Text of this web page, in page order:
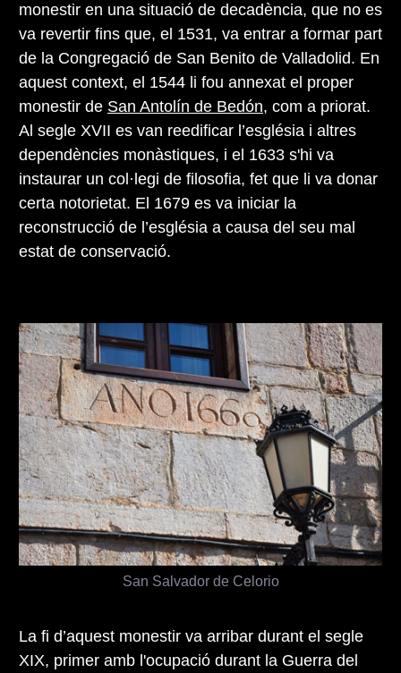
monestir en una situació de decadència, que no es
va revertir fins que, el 1531, va entrar a formar part
de la Congregació de San Benito de Valladolid. En
aquest context, el 1544 li fou annexat el proper
monestir de San Antolín de Bedón, com a priorat.
Al segle XVII es van reedificar l’església i altres
dependències monàstiques, i el 1633 s'hi va
instaurar un col·legi de filosofia, fet que li va donar
certa notorietat. El 1679 es va iniciar la
reconstrucció de l’església a causa del seu mal
estat de conservació.
La fi d’aquest monestir va arribar durant el segle
XIX, primer amb l'ocupació durant la Guerra del
San Salvador de Celorio